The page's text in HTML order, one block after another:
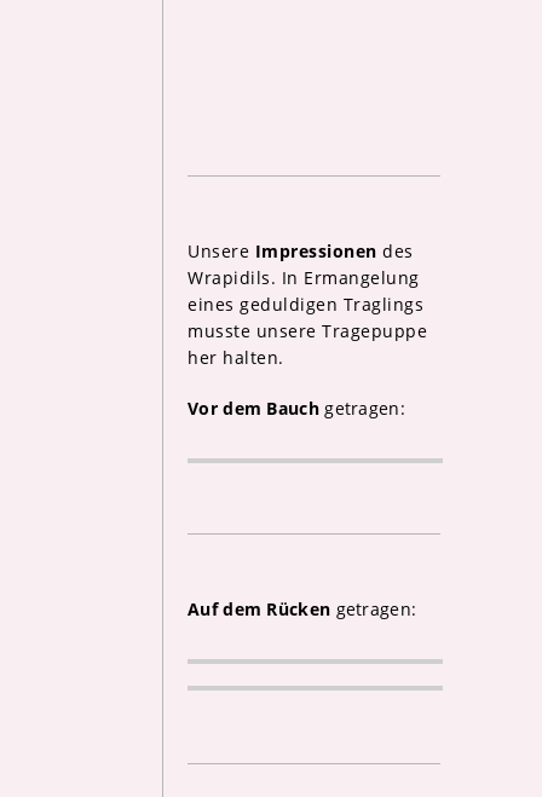
Unsere Impressionen des
Wrapidils. In Ermangelung
eines geduldigen Traglings
musste unsere Tragepuppe
her halten.
Vor dem Bauchgetragen:
Auf dem Rücken getragen: